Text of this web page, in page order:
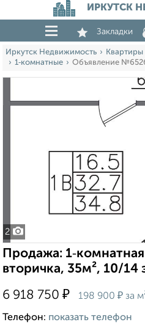
ИРКУТСК
Закладки
Иркутск Недвижимость Квартиры
1‑комнатные
Объявление
2
Продажа:
вторичка, 35м², 10/14
6 918 750 ₽ 198 900 ₽ за
Телефон: показать телефон